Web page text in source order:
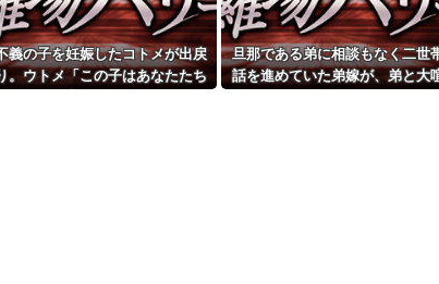
孫が怪我した迎えにと連絡あり。石をどかしてミミズ集め足
たそうな
り立ちを調べてみたよ
義の子を妊娠したコトメが出戻
。ウトメ「この子はあなたたち
旦那である弟に相談もなく二世
話を進めていた弟嫁が、弟と大